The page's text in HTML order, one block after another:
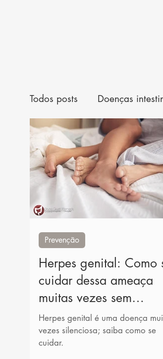
Todos posts Doenças
Novidades em tratamento
Herpes genital: Como
cuidar dessa ameaça
muitas vezes sem
sintomas
Herpes genital é uma doença
vezes silenciosa; saiba como se
cuidar.
Prevenção